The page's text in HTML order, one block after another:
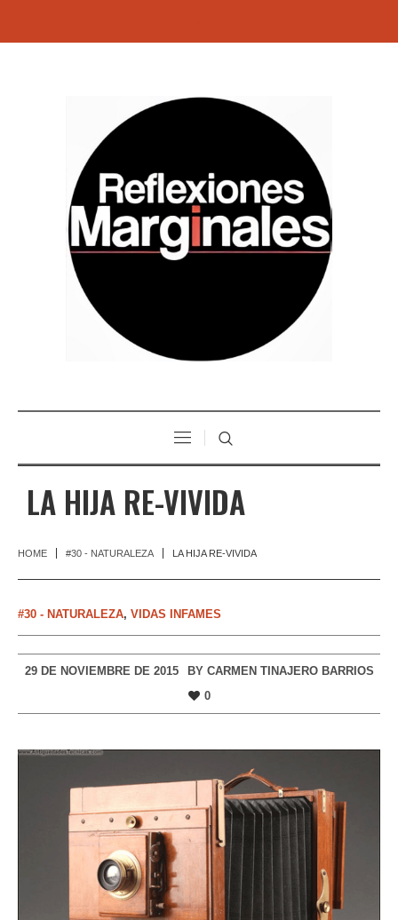
LA HIJA RE-VIVIDA
HOME #30 - NATURALEZA LA HIJA RE-VIVIDA
#30 - NATURALEZA, VIDAS INFAMES
29 DE NOVIEMBRE DE 2015 BY CARMEN TINAJERO BARRIOS
0